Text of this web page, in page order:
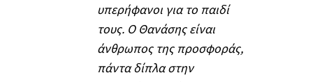
υπερήφανοι για το παιδί
τους. Ο Θανάσης είναι
άνθρωπος της προσφοράς,
πάντα δίπλα στην